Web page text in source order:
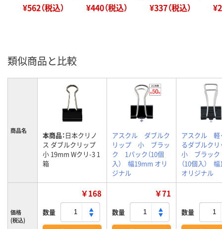
¥562（税込） ¥440（税込） ¥337（税込）
類似商品と比較
商品名 本商品：日本クリノ
ス ダブルクリップ
小 19mm Wクリ-3 1
箱
アスクル ダブルク
リップ 小 ブラッ
ク 1パック（10個
入） 幅19mm オリ
ジナル
アスクル 軽
るダブルク
小 ブラッ
（10個入）
オリジナル
価格
(税込)
￥168
数量
￥71
数量 数量